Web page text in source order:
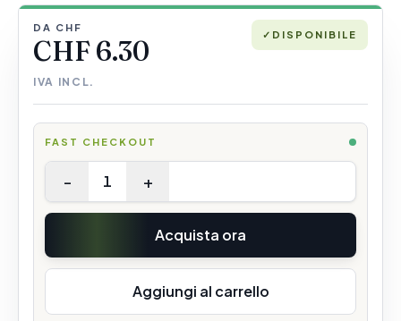
DA CHF
CHF 6.30
IVA INCL.
✓ DISPONIBILE
FAST CHECKOUT
- 1 +
Acquista ora
Aggiungi al carrello